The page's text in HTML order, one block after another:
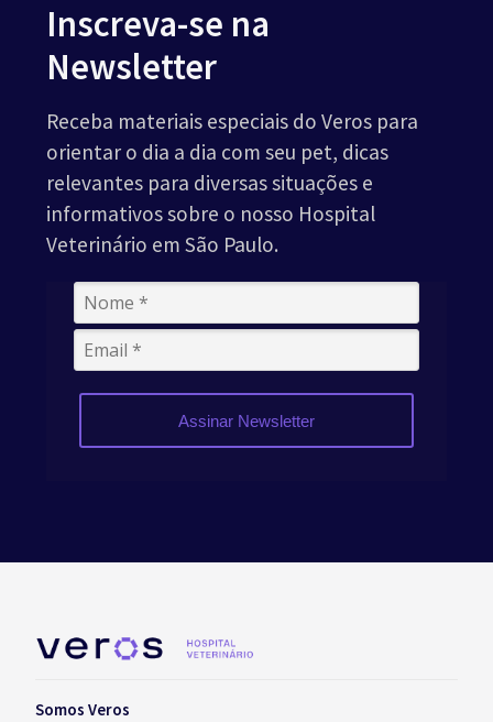
Inscreva-se na
Newsletter
Receba materiais especiais do Veros para
orientar o dia a dia com seu pet, dicas
relevantes para diversas situações e
informativos sobre o nosso Hospital
Veterinário em São Paulo.
Assinar Newsletter
Somos Veros